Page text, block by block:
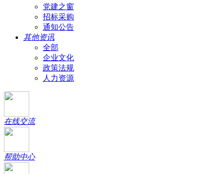
党建之窗
招标采购
通知公告
其他资讯
全部
企业文化
政策法规
人力资源
在线交流
帮助中心